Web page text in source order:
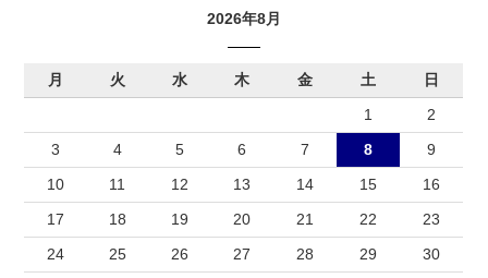
2026年8月
月 火 水 木 金 土
日
1
2
3
4 5 6 7 8
9
10
11 12 13 14 15
16
17
18 19 20 21 22
23
24
25 26 27 28 29 30